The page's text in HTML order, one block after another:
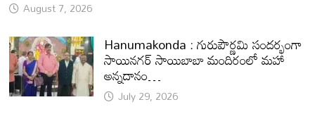
August 7, 2026
Hanumakonda : గురుపౌర్ణమి సందర్భంగా
సాయినగర్‌ సాయిబాబా మందిరంలో మహా
అన్నదానం…
July 29, 2026